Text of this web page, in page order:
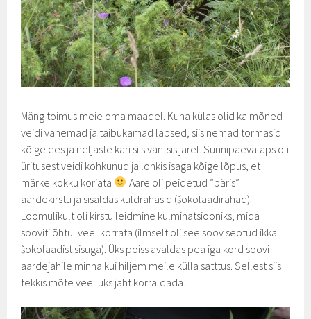
Mäng toimus meie oma maadel. Kuna külas olid ka mõned
veidi vanemad ja taibukamad lapsed, siis nemad tormasid
kõige ees ja neljaste kari siis vantsis järel. Sünnipäevalaps oli
üritusest veidi kohkunud ja lonkis isaga kõige lõpus, et
märke kokku korjata
Aare oli peidetud “päris”
aardekirstu ja sisaldas kuldrahasid (šokolaadirahad).
Loomulikult oli kirstu leidmine kulminatsiooniks, mida
sooviti õhtul veel korrata (ilmselt oli see soov seotud ikka
šokolaadist sisuga). Üks poiss avaldas pea iga kord soovi
aardejahile minna kui hiljem meile külla satttus. Sellest siis
tekkis mõte veel üks jaht korraldada.